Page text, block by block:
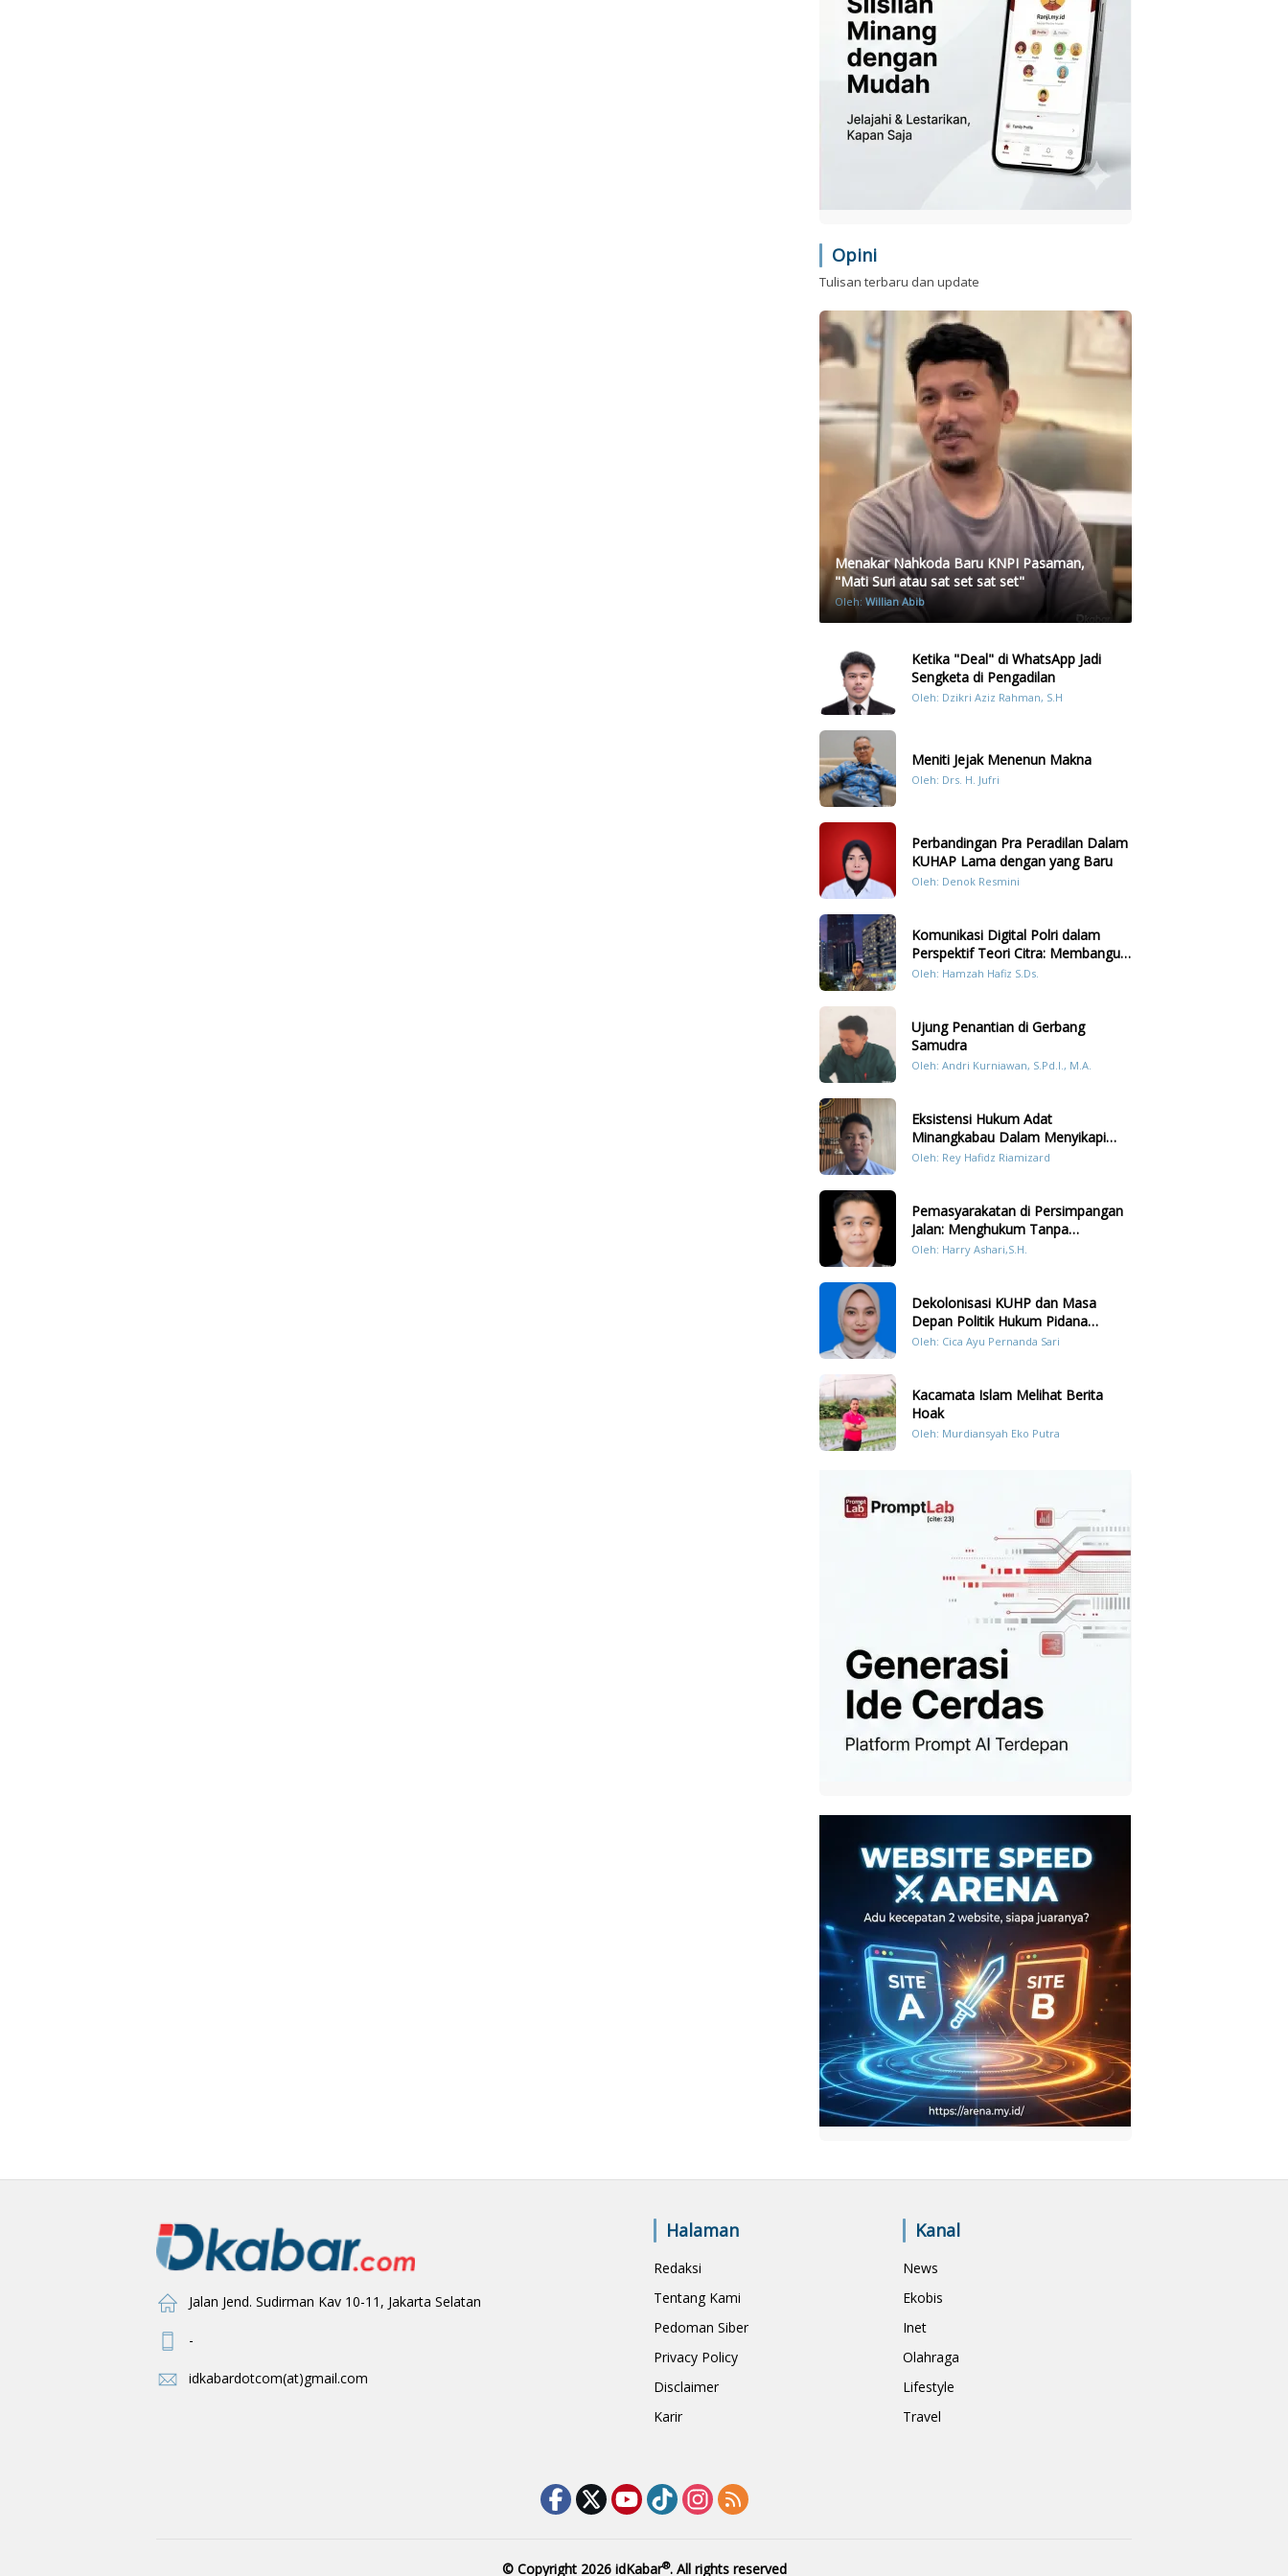
Opini
Tulisan terbaru dan update
Menakar Nahkoda Baru KNPI Pasaman,
"Mati Suri atau sat set sat set"
Oleh: Willian Abib
Ketika "Deal" di WhatsApp Jadi
Sengketa di Pengadilan
Oleh: Dzikri Aziz Rahman, S.H
Meniti Jejak Menenun Makna
Oleh: Drs. H. Jufri
Perbandingan Pra Peradilan Dalam
KUHAP Lama dengan yang Baru
Oleh: Denok Resmini
Komunikasi Digital Polri dalam
Perspektif Teori Citra: Membangun
Kepercayaan Publik Melalui Konten
Oleh: Hamzah Hafiz S.Ds.
Ujung Penantian di Gerbang
Samudra
Oleh: Andri Kurniawan, S.Pd.I., M.A.
Eksistensi Hukum Adat
Minangkabau Dalam Menyikapi
Prilaku LGBT Analisis Perbandingan
Oleh: Rey Hafidz Riamizard
Pemasyarakatan di Persimpangan
Jalan: Menghukum Tanpa
Memulihkan?
Oleh: Harry Ashari,S.H.
Dekolonisasi KUHP dan Masa
Depan Politik Hukum Pidana
Indonesia
Oleh: Cica Ayu Pernanda Sari
Kacamata Islam Melihat Berita
Hoak
Oleh: Murdiansyah Eko Putra
Jalan Jend. Sudirman Kav 10-11, Jakarta Selatan
-
idkabardotcom(at)gmail.com
Halaman
Redaksi
Tentang Kami
Pedoman Siber
Privacy Policy
Disclaimer
Karir
Kanal
News
Ekobis
Inet
Olahraga
Lifestyle
Travel
© Copyright 2026 idKabar®. All rights reserved